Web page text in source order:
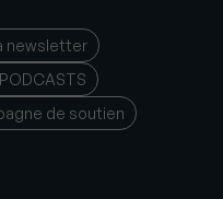
newsletter
de soutien